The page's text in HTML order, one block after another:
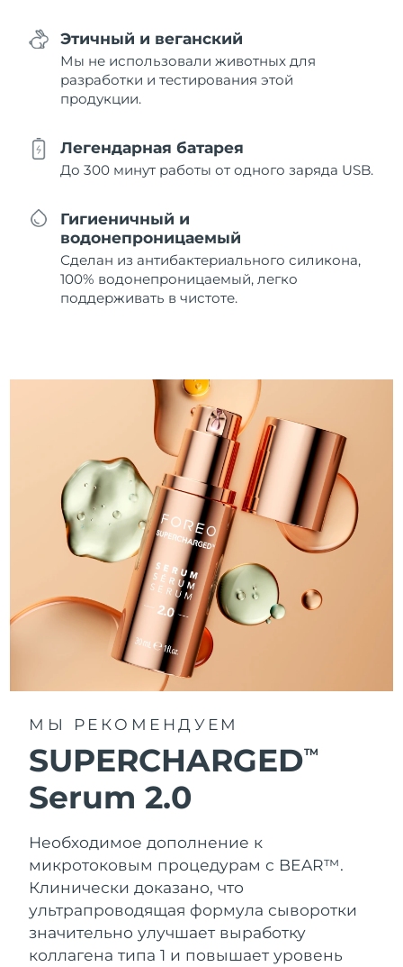
Этичный и веганский
Мы не использовали животных для
разработки и тестирования этой
продукции.
Легендарная батарея
До 300 минут работы от одного заряда USB.
Гигиеничный и
водонепроницаемый
Сделан из антибактериального силикона,
100% водонепроницаемый, легко
поддерживать в чистоте.
МЫ РЕКОМЕНДУЕМ
SUPERCHARGEDTM
Serum 2.0
Необходимое дополнение к
микротоковым процедурам с BEAR™.
Клинически доказано, что
ультрапроводящая формула сыворотки
значительно улучшает выработку
коллагена типа 1 и повышает уровень